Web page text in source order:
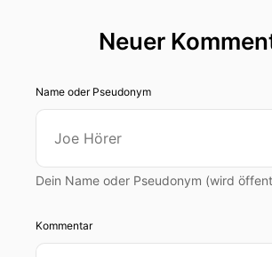
Neuer
Name oder Pseudonym
Dein Name oder Pseudonym (wird
Kommentar